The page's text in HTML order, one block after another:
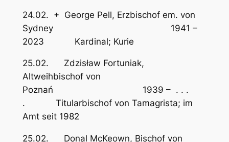
24.02. + George Pell, Erzbischof em. von
Sydney 1941 –
2023 Kardinal; Kurie
25.02. Zdzisław Fortuniak,
Altweihbischof von
Poznań 1939 – . . .
. Titularbischof von Tamagrista; im
Amt seit 1982
25.02. Donal McKeown, Bischof von